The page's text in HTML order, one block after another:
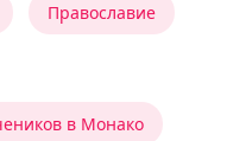
Православие
в Монако